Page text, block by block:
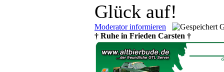
Glück auf!
Moderator informieren
† Ruhe in Frieden Carsten †